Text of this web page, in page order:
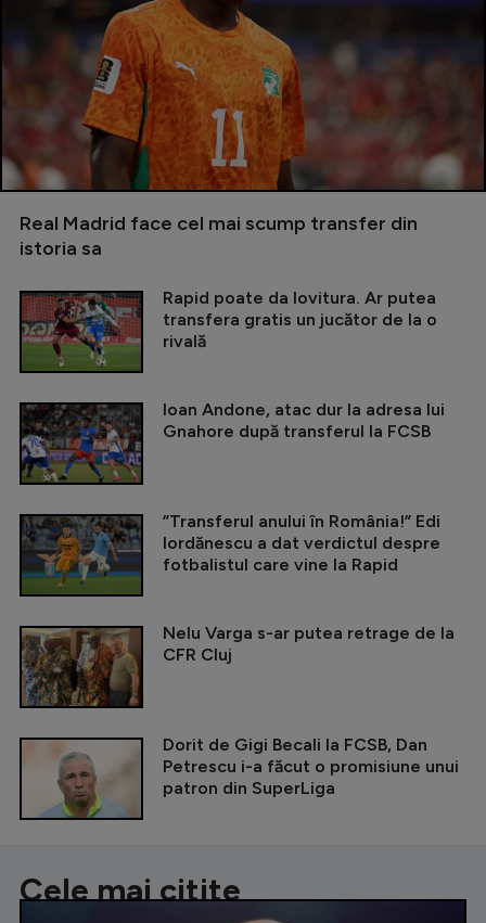
Real Madrid face cel mai scump transfer din
istoria sa
Rapid poate da lovitura. Ar putea
transfera gratis un jucător de la o
rivală
Ioan Andone, atac dur la adresa lui
Gnahore după transferul la FCSB
”Transferul anului în România!” Edi
Iordănescu a dat verdictul despre
fotbalistul care vine la Rapid
Nelu Varga s-ar putea retrage de la
CFR Cluj
Dorit de Gigi Becali la FCSB, Dan
Petrescu i-a făcut o promisiune unui
patron din SuperLiga
Cele mai citite